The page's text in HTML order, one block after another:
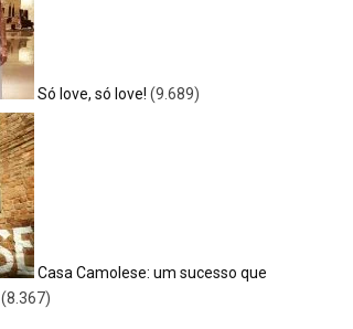
Só love, só love! (9.689)
Casa Camolese: um sucesso que
(8.367)